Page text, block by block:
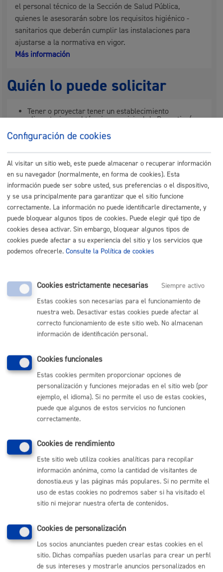
el personal técnico de la Sección de Salud Pública,
quienes le asesorarán sobre los requisitos higiénico -
sanitarios que deberán cumplir las instalaciones para
ajustarse a la normativa en vigor.
Más información
Quién lo puede solicitar
Tener o proyectar tener un establecimiento
alimentario en el término municipal de Donostia /
Cuándo lo pueden solicitar
Durante todo el año
Documentación necesaria
resolver la consulta.
Tamaño máximo anexos:
Cantidad a abonar
Gratuito
Plazo de resolución y sentido
del silencio
Plazo estimado:15 días Plazo legal:
Sentido del silencio:
Si la consulta es sencilla se resuelve en el momento. Si
tiene mayor complejidad o requiere de estudio se da una
Pasos del procedimiento
La persona interesada llama al servicio o se
presencia en el mismo con una consulta sobre un
proyecto técnico de un establecimiento alimentario.
Configuración de cookies
Al visitar un sitio web, este puede almacenar o recuperar información
en su navegador (normalmente, en forma de cookies). Esta
información puede ser sobre usted, sus preferencias o el dispositivo,
y se usa principalmente para garantizar que el sitio funcione
correctamente. La información no puede identificarle directamente, y
puede bloquear algunos tipos de cookies. Puede elegir qué tipo de
cookies desea activar. Sin embargo, bloquear algunos tipos de
cookies puede afectar a su experiencia del sitio y los servicios que
podemos ofrecerle. Consulte la Política de cookies
Cookies estrictamente necesarias
Siempre activo
Estas cookies son necesarias para el funcionamiento de
nuestra web. Desactivar estas cookies puede afectar al
correcto funcionamiento de este sitio web. No almacenan
información de identificación personal.
Cookies funcionales
Estas cookies permiten proporcionar opciones de
personalización y funciones mejoradas en el sitio web (por
ejemplo, el idioma). Si no permite el uso de estas cookies,
puede que algunos de estos servicios no funcionen
correctamente.
Cookies de rendimiento
Este sitio web utiliza cookies analíticas para recopilar
información anónima, como la cantidad de visitantes de
donostia.eus y las páginas más populares. Si no permite el
uso de estas cookies no podremos saber si ha visitado el
sitio ni mejorar nuestra oferta de contenidos.
Cookies de personalización
Los socios anunciantes pueden crear estas cookies en el
sitio. Dichas compañías pueden usarlas para crear un perfil
de sus intereses y mostrarle anuncios personalizados en